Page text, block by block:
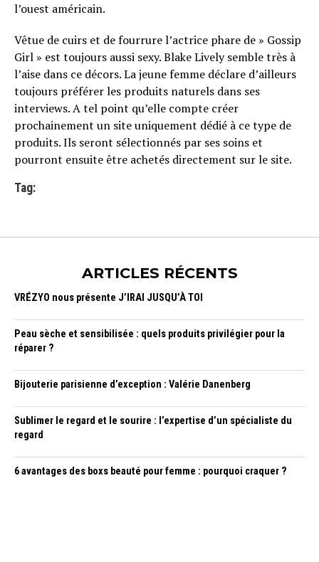
l’ouest américain.
Vêtue de cuirs et de fourrure l’actrice phare de » Gossip
Girl » est toujours aussi sexy. Blake Lively semble très à
l’aise dans ce décors. La jeune femme déclare d’ailleurs
toujours préférer les produits naturels dans ses
interviews. A tel point qu’elle compte créer
prochainement un site uniquement dédié à ce type de
produits. Ils seront sélectionnés par ses soins et
pourront ensuite être achetés directement sur le site.
Tag:
ARTICLES RÉCENTS
VRÉZYO nous présente J’IRAI JUSQU’À TOI
Peau sèche et sensibilisée : quels produits privilégier pour la
réparer ?
Bijouterie parisienne d’exception : Valérie Danenberg
Sublimer le regard et le sourire : l’expertise d’un spécialiste du
regard
6 avantages des boxs beauté pour femme : pourquoi craquer ?